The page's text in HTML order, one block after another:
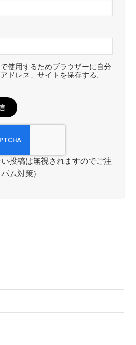
使用するためブラウザーに自分
ドレス、サイトを保存する。
投稿は無視されますのでご注
ム対策）